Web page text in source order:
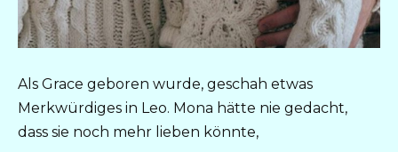
Als Grace geboren wurde, geschah etwas
Merkwürdiges in Leo. Mona hätte nie gedacht,
dass sie noch mehr lieben könnte,